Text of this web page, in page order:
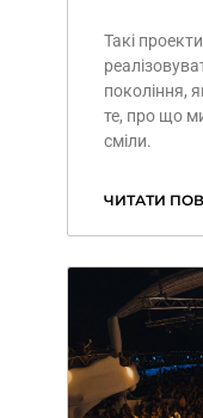
Такі
покоління,
те, про що
сміли.
ЧИТАТИ